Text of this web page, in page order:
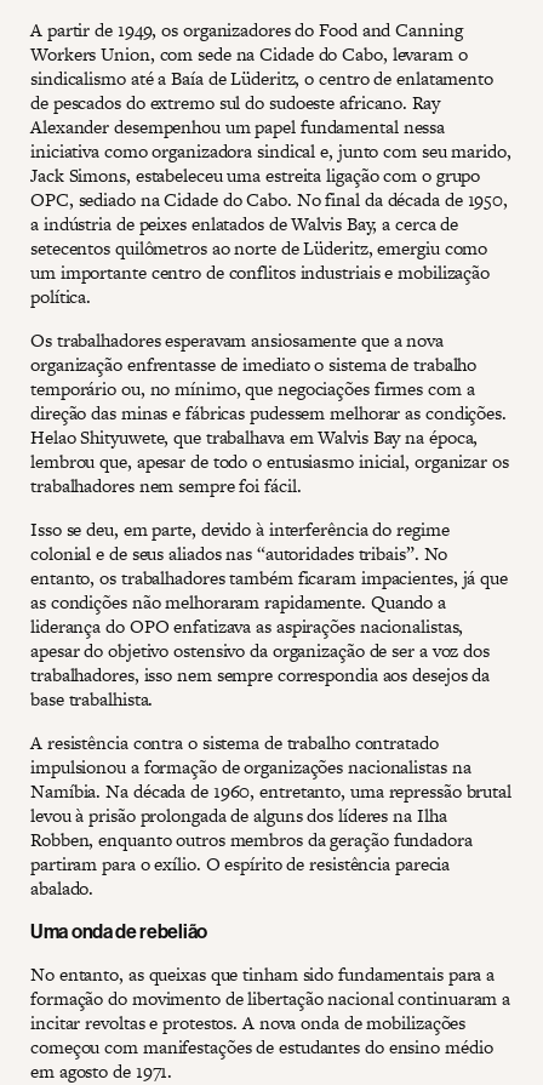
A partir de 1949, os organizadores do Food and Canning
Workers Union, com sede na Cidade do Cabo, levaram o
sindicalismo até a Baía de Lüderitz, o centro de enlatamento
de pescados do extremo sul do sudoeste africano. Ray
Alexander desempenhou um papel fundamental nessa
iniciativa como organizadora sindical e, junto com seu marido,
Jack Simons, estabeleceu uma estreita ligação com o grupo
OPC, sediado na Cidade do Cabo. No final da década de 1950,
a indústria de peixes enlatados de Walvis Bay, a cerca de
setecentos quilômetros ao norte de Lüderitz, emergiu como
um importante centro de conflitos industriais e mobilização
política.
Os trabalhadores esperavam ansiosamente que a nova
organização enfrentasse de imediato o sistema de trabalho
temporário ou, no mínimo, que negociações firmes com a
direção das minas e fábricas pudessem melhorar as condições.
Helao Shityuwete, que trabalhava em Walvis Bay na época,
lembrou que, apesar de todo o entusiasmo inicial, organizar os
trabalhadores nem sempre foi fácil.
Isso se deu, em parte, devido à interferência do regime
colonial e de seus aliados nas “autoridades tribais”. No
entanto, os trabalhadores também ficaram impacientes, já que
as condições não melhoraram rapidamente. Quando a
liderança do OPO enfatizava as aspirações nacionalistas,
apesar do objetivo ostensivo da organização de ser a voz dos
trabalhadores, isso nem sempre correspondia aos desejos da
base trabalhista.
A resistência contra o sistema de trabalho contratado
impulsionou a formação de organizações nacionalistas na
Namíbia. Na década de 1960, entretanto, uma repressão brutal
levou à prisão prolongada de alguns dos líderes na Ilha
Robben, enquanto outros membros da geração fundadora
partiram para o exílio. O espírito de resistência parecia
abalado.
Uma onda de rebelião
No entanto, as queixas que tinham sido fundamentais para a
formação do movimento de libertação nacional continuaram a
incitar revoltas e protestos. A nova onda de mobilizações
começou com manifestações de estudantes do ensino médio
em agosto de 1971.